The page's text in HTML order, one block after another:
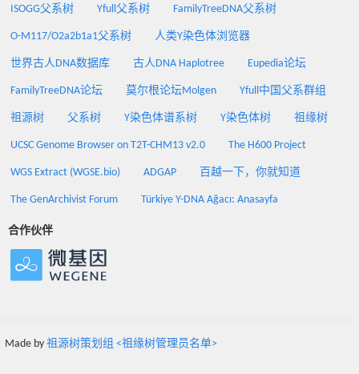
ISOGG父系树 Yfull父系树 FamilyTreeDNA父系树
O-M117/O2a2b1a1父系树 人类Y染色体浏览器
世界古人DNA数据库 古人DNA Haplotree Eupedia论坛
FamilyTreeDNA论坛 莫尔根论坛Molgen Yfull中国父系群组
祖源树 父系树 Y染色体谱系树 Y染色体树 祖缘树
UCSC Genome Browser on T2T-CHM13 v2.0 The H600 Project
WGS Extract (WGSE.bio) ADGAP 百越一下，你就知道
The GenArchivist Forum Türkiye Y-DNA Ağacı: Anasayfa
合作伙伴
Made by 祖源树策划组 <祖缘树管理员名单>